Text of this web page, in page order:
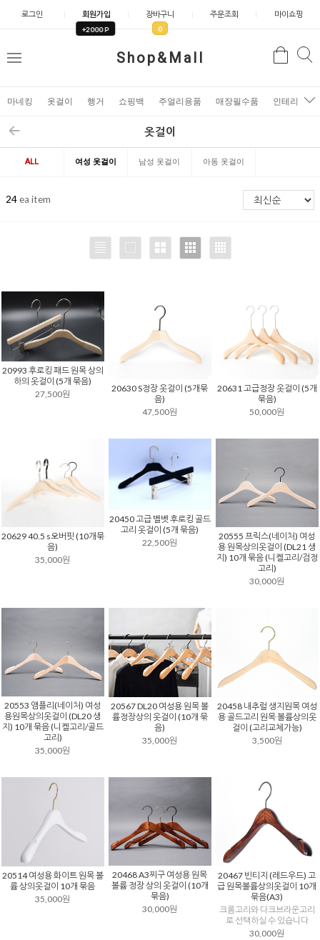
로그인 회원가입
+2000 P
장바구니
0
주문조회 마이쇼핑
Shop&Mall
메
검
마네킹 옷걸이 행거 쇼핑백 주얼리용품 매장필수품 인테리어소
옷걸이
ALL 여성 옷걸이 남성 옷걸이 아동 옷걸이
24ea item
20993 후로킹 패드 원목 상의
하의 옷걸이 (5개 묶음)
27,500원
20630 S정장 옷걸이 (5개묶
음)
47,500원
20631 고급정장 옷걸이 (5개
묶음)
50,000원
20629 40.5 s오버핏 (10개묶
음)
35,000원
20450 고급 벨벳 후로킹 골드
고리 옷걸이 (5개 묶음)
22,500원
20555 프릭스(네이처) 여성
용 원목상의옷걸이 (DL21 생
지) 10개 묶음 (니켈고리/검정
고리)
30,000원
20553 앰플리(네이처) 여성
용원목상의옷걸이 (DL20 생
지) 10개 묶음 (니켈고리/골드
고리)
35,000원
20567 DL20 여성용 원목 볼
륨정장상의 옷걸이 (10개 묶
음)
35,000원
20458 내추럴 생지원목 여성
용 골드고리 원목 볼륨상의옷
걸이 (고리교체가능)
3,500원
20514 여성용 화이트 원목 볼
륨 상의옷걸이 10개 묶음
35,000원
20468 A3찌구 여성용 원목
볼륨 정장 상의 옷걸이 (10개
묶음)
30,000원
20467 빈티지 (레드우드) 고
급 원목볼륨상의옷걸이 10개
묶음(A3)
크롬고리와 다크브라운고리
로 선택하실 수 있습니다
30,000원